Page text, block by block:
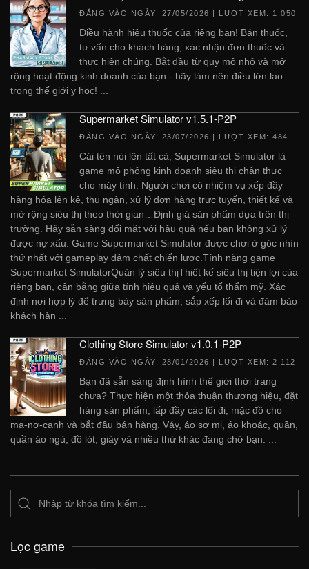
ĐĂNG VÀO NGÀY: 27/05/2026 | LƯỢT XEM: 1,050
Điều hành hiệu thuốc của riêng bạn! Bán thuốc,
tư vấn cho khách hàng, xác nhận đơn thuốc và
thực hiện chúng. Bắt đầu từ quy mô nhỏ và mở
rộng hoạt động kinh doanh của bạn - hãy làm nên điều lớn lao
trong thế giới y học! ...
Supermarket Simulator v1.5.1-P2P
ĐĂNG VÀO NGÀY: 23/07/2026 | LƯỢT XEM: 484
Cái tên nói lên tất cả, Supermarket Simulator là
game mô phỏng kinh doanh siêu thị chân thực
cho máy tính. Người chơi có nhiệm vụ xếp đầy
hàng hóa lên kệ, thu ngân, xử lý đơn hàng trực tuyến, thiết kế và
mở rộng siêu thị theo thời gian…Định giá sản phẩm dựa trên thị
trường. Hãy sẵn sàng đối mặt với hậu quả nếu bạn không xử lý
được nợ xấu. Game Supermarket Simulator được chơi ở góc nhìn
thứ nhất với gameplay đậm chất chiến lược.Tính năng game
Supermarket SimulatorQuản lý siêu thịThiết kế siêu thị tiện lợi của
riêng bạn, cân bằng giữa tính hiệu quả và yếu tố thẩm mỹ. Xác
định nơi hợp lý để trưng bày sản phẩm, sắp xếp lối đi và đảm bảo
khách hàn ...
Clothing Store Simulator v1.0.1-P2P
ĐĂNG VÀO NGÀY: 28/01/2026 | LƯỢT XEM: 2,112
Bạn đã sẵn sàng định hình thế giới thời trang
chưa? Thực hiện một thỏa thuận thương hiệu, đặt
hàng sản phẩm, lấp đầy các lối đi, mặc đồ cho
ma-nơ-canh và bắt đầu bán hàng. Váy, áo sơ mi, áo khoác, quần,
quần áo ngủ, đồ lót, giày và nhiều thứ khác đang chờ bạn. ...
Lọc game